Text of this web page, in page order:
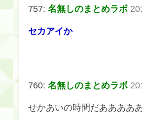
757: 名無しのまとめラボ
セカアイか
760: 名無しのまとめラボ
せかあいの時間だああああ